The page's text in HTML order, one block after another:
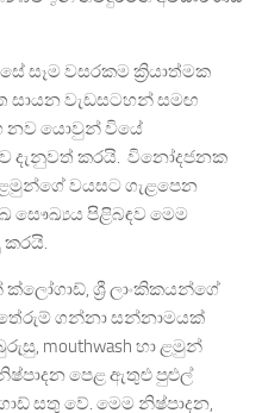
සෑම වසරකම ක්‍රියාත්මක
සායන වැඩසටහන් සමඟ
නව යොවුන් වියේ
දැනුවත් කරයි. විනෝදජනක
වයසට ගැළපෙන
සෞඛ්‍යය පිළිබඳව මෙම
කරයි.
ශ්‍රී ලාංකිකයන්ගේ
ගන්නා සන්නාමයක්
mouthwash හා ළමුන්
පෙළ ඇතුළු පුළුල්
සතු වේ. මෙම නිෂ්පාදන,